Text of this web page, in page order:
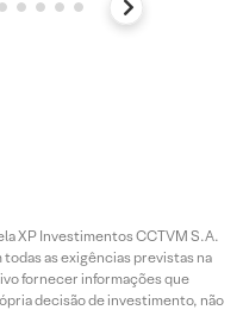
XP Investimentos CCTVM S.A.
as exigências previstas na
fornecer informações que
decisão de investimento, não